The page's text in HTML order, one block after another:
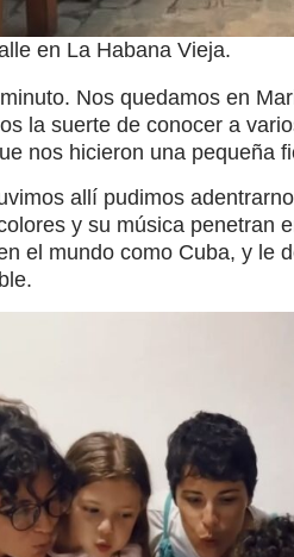
en La Habana Vieja.
Nos quedamos en
la suerte de conocer a
nos hicieron una pequeña
allí pudimos
y su música penetran
el mundo como Cuba, y le